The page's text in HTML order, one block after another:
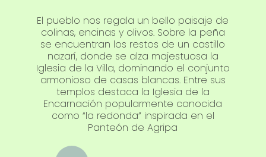
El pueblo nos regala un bello paisaje de
colinas, encinas y olivos. Sobre la peña
se encuentran los restos de un castillo
nazarí, donde se alza majestuosa la
Iglesia de la Villa, dominando el conjunto
armonioso de casas blancas. Entre sus
templos destaca la Iglesia de la
Encarnación popularmente conocida
como “la redonda” inspirada en el
Panteón de Agripa